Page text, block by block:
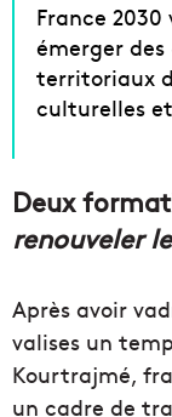
France
émerger des
territoriaux
culturelles
Deux
renouveler
Après avoir
valises un
Kourtrajmé,
un cadre de